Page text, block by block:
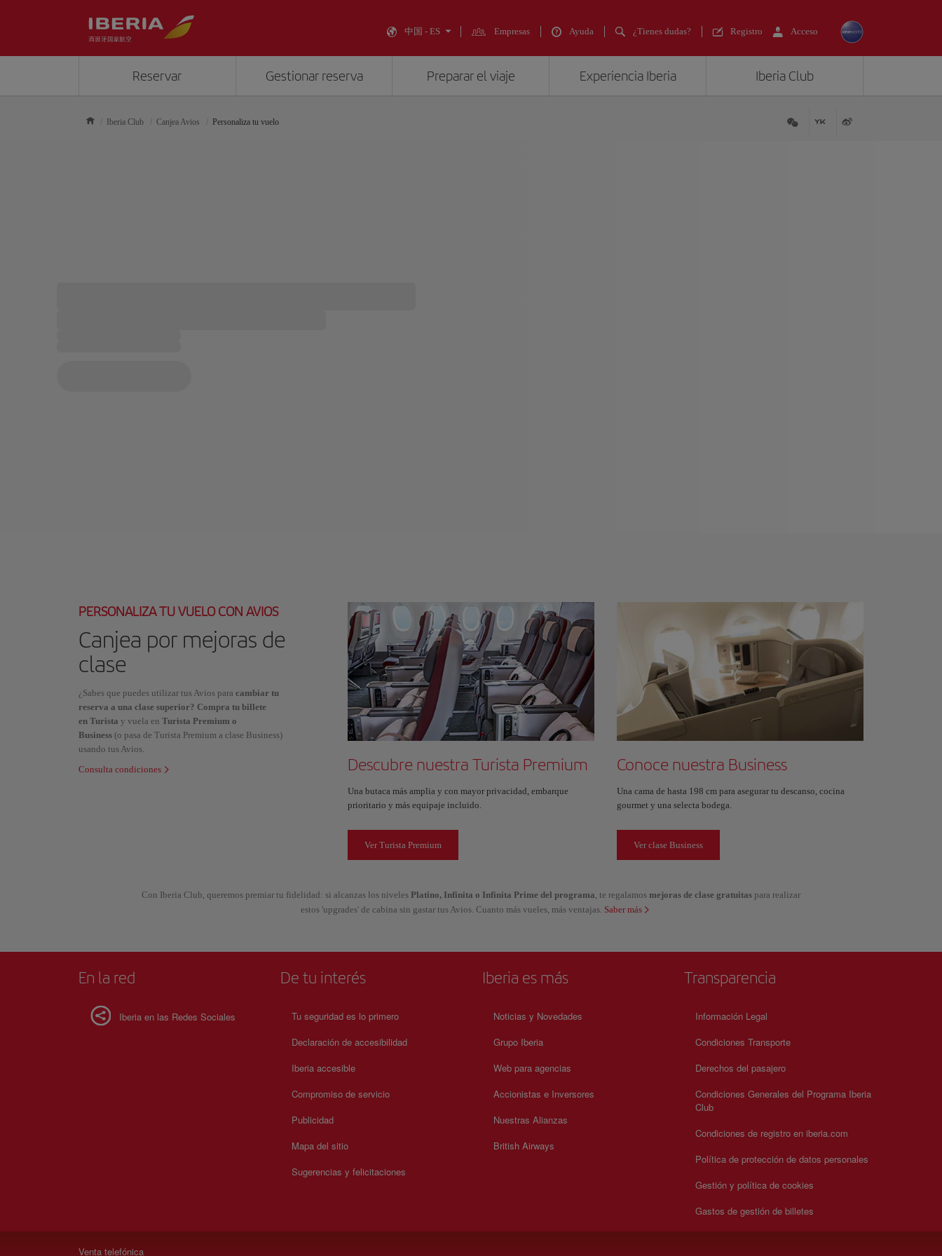
中国 - ES Empresas Ayuda ¿Tienes dudas? Registro Acceso
Reservar Gestionar reserva Preparar el viaje Experiencia Iberia Iberia Club
Iberia Club Canjea Avios Personaliza tu vuelo
PERSONALIZA TU VUELO CON AVIOS
Canjea por mejoras de
clase
¿Sabes que puedes utilizar tus Avios para cambiar tu
reserva a una clase superior? Compra tu billete
en Turista y vuela en Turista Premium o
Business (o pasa de Turista Premium a clase Business)
usando tus Avios.
Consulta condiciones
Descubre nuestra Turista Premium
Una butaca más amplia y con mayor privacidad, embarque
prioritario y más equipaje incluido.
Ver Turista Premium
Conoce nuestra Business
Una cama de hasta 198 cm para asegurar tu descanso, cocina
gourmet y una selecta bodega.
Ver clase Business
Con Iberia Club, queremos premiar tu fidelidad: si alcanzas los niveles Platino, Infinita o Infinita Prime del programa, te regalamos mejoras de clase gratuitas para realizar
estos 'upgrades' de cabina sin gastar tus Avios. Cuanto más vueles, más ventajas. Saber más
En la red
Iberia en las Redes Sociales
De tu interés
Tu seguridad es lo primero
Declaración de accesibilidad
Iberia accesible
Compromiso de servicio
Publicidad
Mapa del sitio
Sugerencias y felicitaciones
Iberia es más
Noticias y Novedades
Grupo Iberia
Web para agencias
Accionistas e Inversores
Nuestras Alianzas
British Airways
Transparencia
Información Legal
Condiciones Transporte
Derechos del pasajero
Condiciones Generales del Programa Iberia
Club
Condiciones de registro en iberia.com
Política de protección de datos personales
Gestión y política de cookies
Gastos de gestión de billetes
Venta telefónica